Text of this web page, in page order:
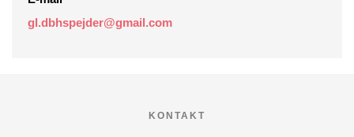
gl.dbhspejder@gmail.com
KONTAKT